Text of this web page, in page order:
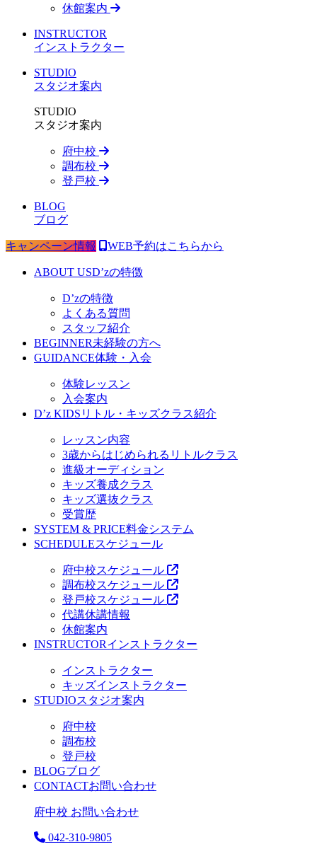
休館案内
INSTRUCTOR
インストラクター
STUDIO
スタジオ案内
STUDIO
スタジオ案内
府中校
調布校
登戸校
BLOG
ブログ
キャンペーン情報 WEB予約はこちらから
ABOUT USD’zの特徴
D’zの特徴
よくある質問
スタッフ紹介
BEGINNER未経験の方へ
GUIDANCE体験・入会
体験レッスン
入会案内
D’z KIDS リトル・キッズクラス紹介
レッスン内容
3歳からはじめられるリトルクラス
進級オーディション
キッズ養成クラス
キッズ選抜クラス
受賞歴
SYSTEM & PRICE料金システム
SCHEDULEスケジュール
府中校スケジュール
調布校スケジュール
登戸校スケジュール
代講休講情報
休館案内
INSTRUCTORインストラクター
インストラクター
キッズインストラクター
STUDIOスタジオ案内
府中校
調布校
登戸校
BLOGブログ
CONTACTお問い合わせ
府中校 お問い合わせ
042-310-9805